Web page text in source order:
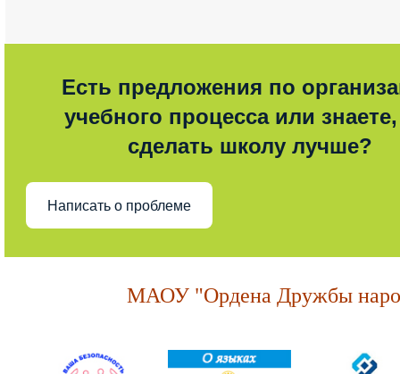
Есть предложения по
учебного процесса или знаете,
сделать школу лучше?
Написать о проблеме
МАОУ "Ордена Дружбы